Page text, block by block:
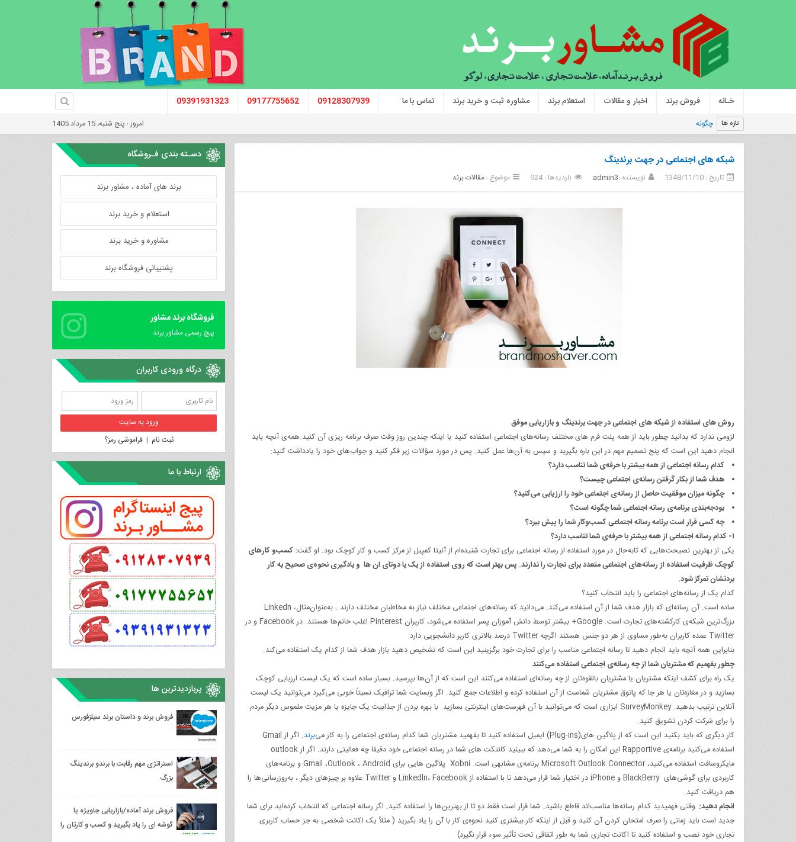
خـانه فروش برند اخبار و مقالات استعلام برند مشاوره ثبت و خرید برند تماس با ما 09128307939
09177755652
09391931323
تازه ها چگونه یک برند موفق بسازیم امروز : پنج شنبه، 15 مرداد 1405
شبکه های اجتماعی در جهت برندینگ
تاریخ : 1348/11/10 نویسنده :admin3 بازدیدها : 924 موضوع : مقالات برند
روش های استفاده از شبکه های اجتماعی در جهت برندینگ و بازاریابی موفق
لزومی ندارد که بدانید چطور باید از همه پلت فرم های مختلف رسانه‌های اجتماعی استفاده کنید یا اینکه چندین روز وقت صرف برنامه ریزی آن کنید.همه‌ی آنچه باید
انجام دهید این است که پنج تصمیم مهم در این باره بگیرید و سپس به آن‌ها عمل کنید. پس در مورد سؤالات زیر فکر کنید و جواب‌های خود را یادداشت کنید:
کدام رسانه اجتماعی از همه بیشتر با حرفه‌ی شما تناسب دارد؟
هدف شما از بکار گرفتن رسانه‌ی اجتماعی چیست؟
چگونه میزان موفقیت حاصل از رسانه‌ی اجتماعی خود را ارزیابی می‌کنید؟
بودجه‌بندی برنامه‌ی رسانه اجتماعی شما چگونه است؟
چه کسی قرار است برنامه رسانه اجتماعی کسب‌وکار شما را پیش ببرد؟
۱- کدام رسانه اجتماعی از همه بیشتر با حرفه‌ی شما تناسب دارد؟
یکی از بهترین نصیحت‌هایی که تابه‌حال در مورد استفاده از رسانه اجتماعی برای تجارت شنیده‌ام از آنیتا کمپبل از مرکز کسب‌ و کار کوچک بود. او گفت: کسب‌و کارهای
کوچک ظرفیت استفاده از رسانه‌های اجتماعی متعدد برای تجارت را ندارند. پس بهتر است که روی استفاده از یک یا دوتای ان ها و یادگیری نحوه‌ی صحیح به کار
بردنشان تمرکز شود.
کدام ‌یک از رسانه‌های اجتماعی را باید انتخاب کنید؟
ساده است. آن رسانه‌ای که بازار هدف شما از آن استفاده می‌کند. می‌دانید که رسانه‌های اجتماعی مختلف نیاز به مخاطبان مختلف دارند . به‌عنوان‌مثال، Linkedn
بزرگ‌ترین شبکه‌ی کارکشته‌های تجارت است. Google+ بیشتر توسط دانش آموزان پسر استفاده می‌شود، کاربران Pinterest اغلب خانم‌ها هستند. در Facebook و در
Twitter عمده کاربران به‌طور مساوی از هر دو جنس هستند اگرچه Twitter درصد بالاتری کاربر دانشجویی دارد.
بنابراین همه آنچه باید انجام دهید تا رسانه اجتماعی مناسب را برای تجارت خود برگزینید این است که تشخیص دهید بازار هدف شما از کدام‌ یک استفاده می‌کند.
چطور بفهمیم که مشتریان شما از چه رسانه‌ی اجتماعی استفاده می‌کنند
یک راه برای کشف اینکه مشتریان یا مشتریان بالقوه‌تان از چه رسانه‌ای استفاده می‌کنند این است که از آن‌ها بپرسید. بسیار ساده است که یک لیست ارزیابی کوچک
بسازید و در مغازه‌تان یا هر جا که پاتوق مشتریان شماست از آن استفاده کرده و اطلاعات جمع کنید. اگر وبسایت شما ترافیک نسبتاً خوبی می‌گیرد می‌توانید یک لیست
آنلاین ترتیب بدهید. SurveyMonkey ابزاری است که می‌توانید با آن فهرست‌های اینترنتی بسازید. با بهره بردن از جذابیت یک جایزه یا هر مزیت ملموس دیگر مردم
را برای شرکت کردن تشویق کنید.
کار دیگری که باید بکنید این است که از پلاگین های(Plug-ins) ایمیل استفاده کنید تا بفهمید مشتریان شما کدام رسانه‌ی اجتماعی را به کار می‌
برند
. اگر از Gmail
استفاده می‌کنید برنامه‌ی Rapportive این امکان را به شما می‌دهد که ببینید کانتکت های شما در رسانه اجتماعی خود دقیقا چه فعالیتی دارند. اگر از outlook
مایکروسافت استفاده می‌کنید، Microsoft Outlook Connector برنامه‌ی مشابهی است. Xobni پلاگین هایی برای Gmail ،Outlook ، Android و برنامه‌های
کاربردی برای گوشی‌های BlackBerry و iPhone در اختیار شما قرار می‌دهد تا با استفاده از Linkedln، Facebook و Twitter علاوه بر چیزهای دیگر ، به‌روزرسانی‌ها را
هم دریافت کنید.
انجام دهید: وقتی فهمیدید کدام رسانه‌ها مناسب‌اند قاطع باشید. شما قرار است فقط دو تا از بهترین‌ها را استفاده کنید. اگر رسانه اجتماعی که انتخاب کرده‌اید برای شما
جدید است باید زمانی را صرف امتحان کردن آن کنید و قبل از اینکه کار بیشتری کنید نحوه‌ی کار با آن را یاد بگیرید ( مثلاً یک اکانت شخصی به جز حساب کاربری
تجاری خود نصب و استفاده کنید تا اکانت تجاری شما به طور اتفاقی تحت تأثیر سوء قرار نگیرد)
دسـته بندی فـروشگاه
برند های آماده ، مشاور برند
استعلام و خرید برند
مشاوره و خرید برند
پشتیبانی فروشگاه برند
فروشگاه برند مشاور
پیچ رسمی مشاور برند
درگاه ورودی کاربران
ثبت نام |فراموشی رمز؟
ارتباط با ما
پربازدیدترین ها
فروش برند و داستان برند سیلزفورس
استراتژی مهم رقابت با برندو برندینگ
بزرگ
فروش برند آماده/بازاریابی جاویژه یا
گوشه ای را یاد بگیرید و کسب و کارتان را